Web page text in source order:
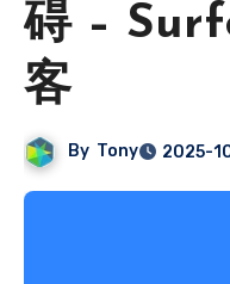
碍 –
客
By Tony 2025-